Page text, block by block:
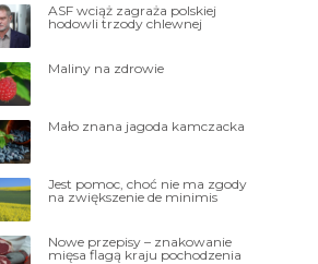
ASF wciąż zagraża polskiej
hodowli trzody chlewnej
Maliny na zdrowie
Mało znana jagoda kamczacka
Jest pomoc, choć nie ma zgody
na zwiększenie de minimis
Nowe przepisy – znakowanie
mięsa flagą kraju pochodzenia